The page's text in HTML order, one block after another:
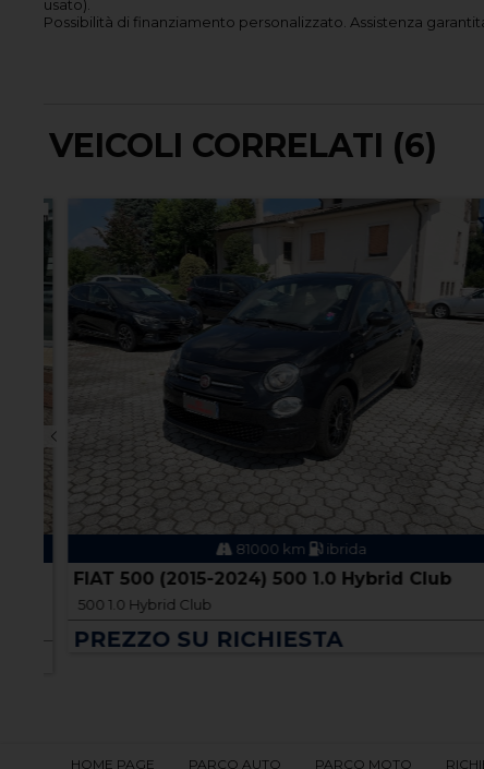
usato).
Possibilità di finanziamento personalizzato. Assistenza
VEICOLI CORRELATI (6)
81000 km ibrida
FIAT 500 (2015-2024) 500 1.0 Hybrid Club
500 1.0 Hybrid Club
PREZZO SU RICHIESTA
HOME PAGE PARCO AUTO PARCO MOTO